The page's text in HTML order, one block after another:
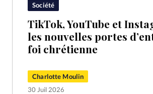
Société
TikTok, YouTube et
les nouvelles portes
foi chrétienne
Charlotte Moulin
30 Juil 2026